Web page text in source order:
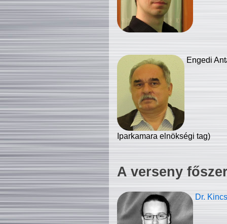
Engedi
Iparkamara elnökségi tag)
A verseny
Dr.